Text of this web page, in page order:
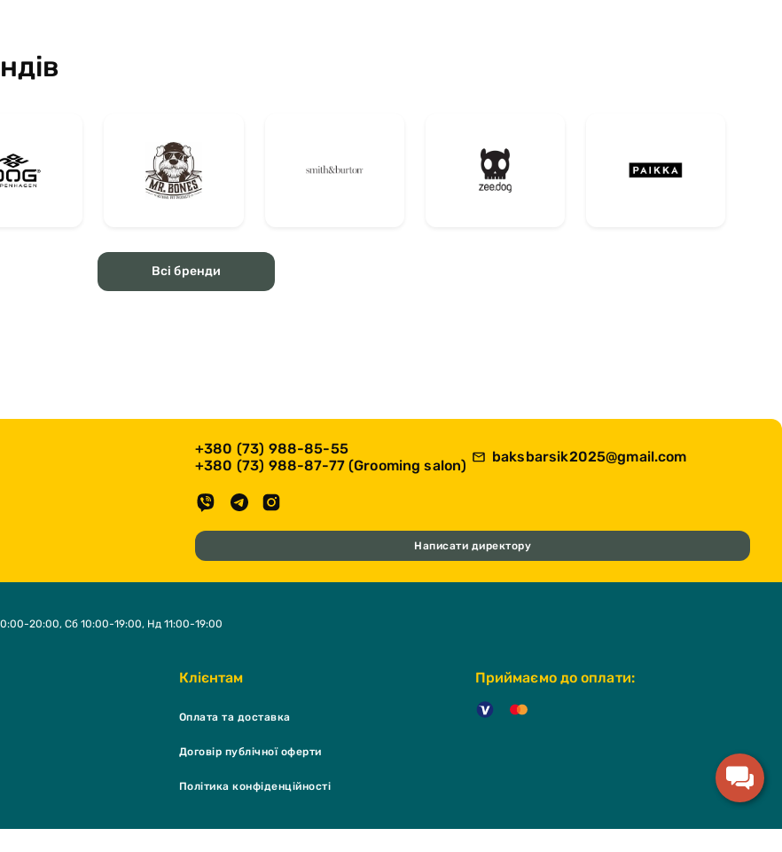
Всі бренди
+380 (73) 988-85-55
+380 (73) 988-87-77 (Grooming salon)
baksbarsik2025@gmail.com
Написати директору
Клієнтам
Оплата та доставка
Договір публічної оферти
Політика конфіденційності
Приймаємо до оплати:
20:00, Сб 10:00-19:00, Нд 11:00-19:00